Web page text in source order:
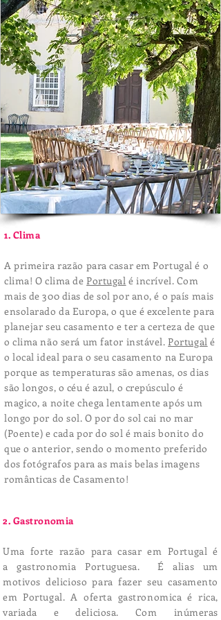
1. Clima
A primeira razão para casar em Portugal é o
clima! O clima dePortugal é incrível. Com
mais de 300 dias de sol por ano, é o país mais
ensolarado da Europa, o que é excelente para
planejar seu casamento e ter a certeza de que
o clima não será um fator instável.Portugal é
o local ideal para o seu casamento na Europa
porque as temperaturas são amenas, os dias
são longos, o céu é azul, o crepúsculo é
magico, a noite chega lentamente após um
longo por do sol. O por do sol cai no mar
(Poente) e cada por do sol é mais bonito do
que o anterior, sendo o momento preferido
dos fotógrafos para as mais belas imagens
românticas de Casamento!
2. Gastronomia
Uma forte razão para casar em Portugal é
a gastronomia Portuguesa. É alias um
motivos delicioso para fazer seu casamento
em Portugal. A oferta gastronomica é rica,
variada e deliciosa. Com inúmeras